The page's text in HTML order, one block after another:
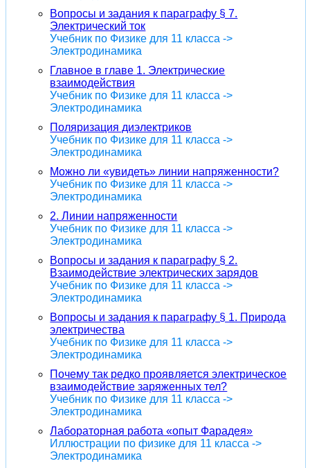
Вопросы и задания к параграфу § 7.
Электрический ток
Учебник по Физике для 11 класса ->
Электродинамика
Главное в главе 1. Электрические
взаимодействия
Учебник по Физике для 11 класса ->
Электродинамика
Поляризация диэлектриков
Учебник по Физике для 11 класса ->
Электродинамика
Можно ли «увидеть» линии напряженности?
Учебник по Физике для 11 класса ->
Электродинамика
2. Линии напряженности
Учебник по Физике для 11 класса ->
Электродинамика
Вопросы и задания к параграфу § 2.
Взаимодействие электрических зарядов
Учебник по Физике для 11 класса ->
Электродинамика
Вопросы и задания к параграфу § 1. Природа
электричества
Учебник по Физике для 11 класса ->
Электродинамика
Почему так редко проявляется электрическое
взаимодействие заряженных тел?
Учебник по Физике для 11 класса ->
Электродинамика
Лабораторная работа «опыт Фарадея»
Иллюстрации по физике для 11 класса ->
Электродинамика